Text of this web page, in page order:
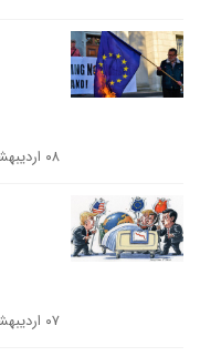
۰۸ اردیبهشت ۱۳۹۹
۰۷ اردیبهشت ۱۳۹۹